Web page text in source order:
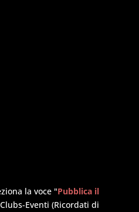
la voce "Pubblica il
Eventi (Ricordati di